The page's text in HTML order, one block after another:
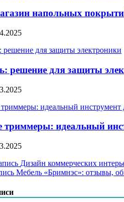
напольных
для защиты
триммеры: идеальный
Дизайн коммерческих
Мебель «Бримнэс»: отзывы,